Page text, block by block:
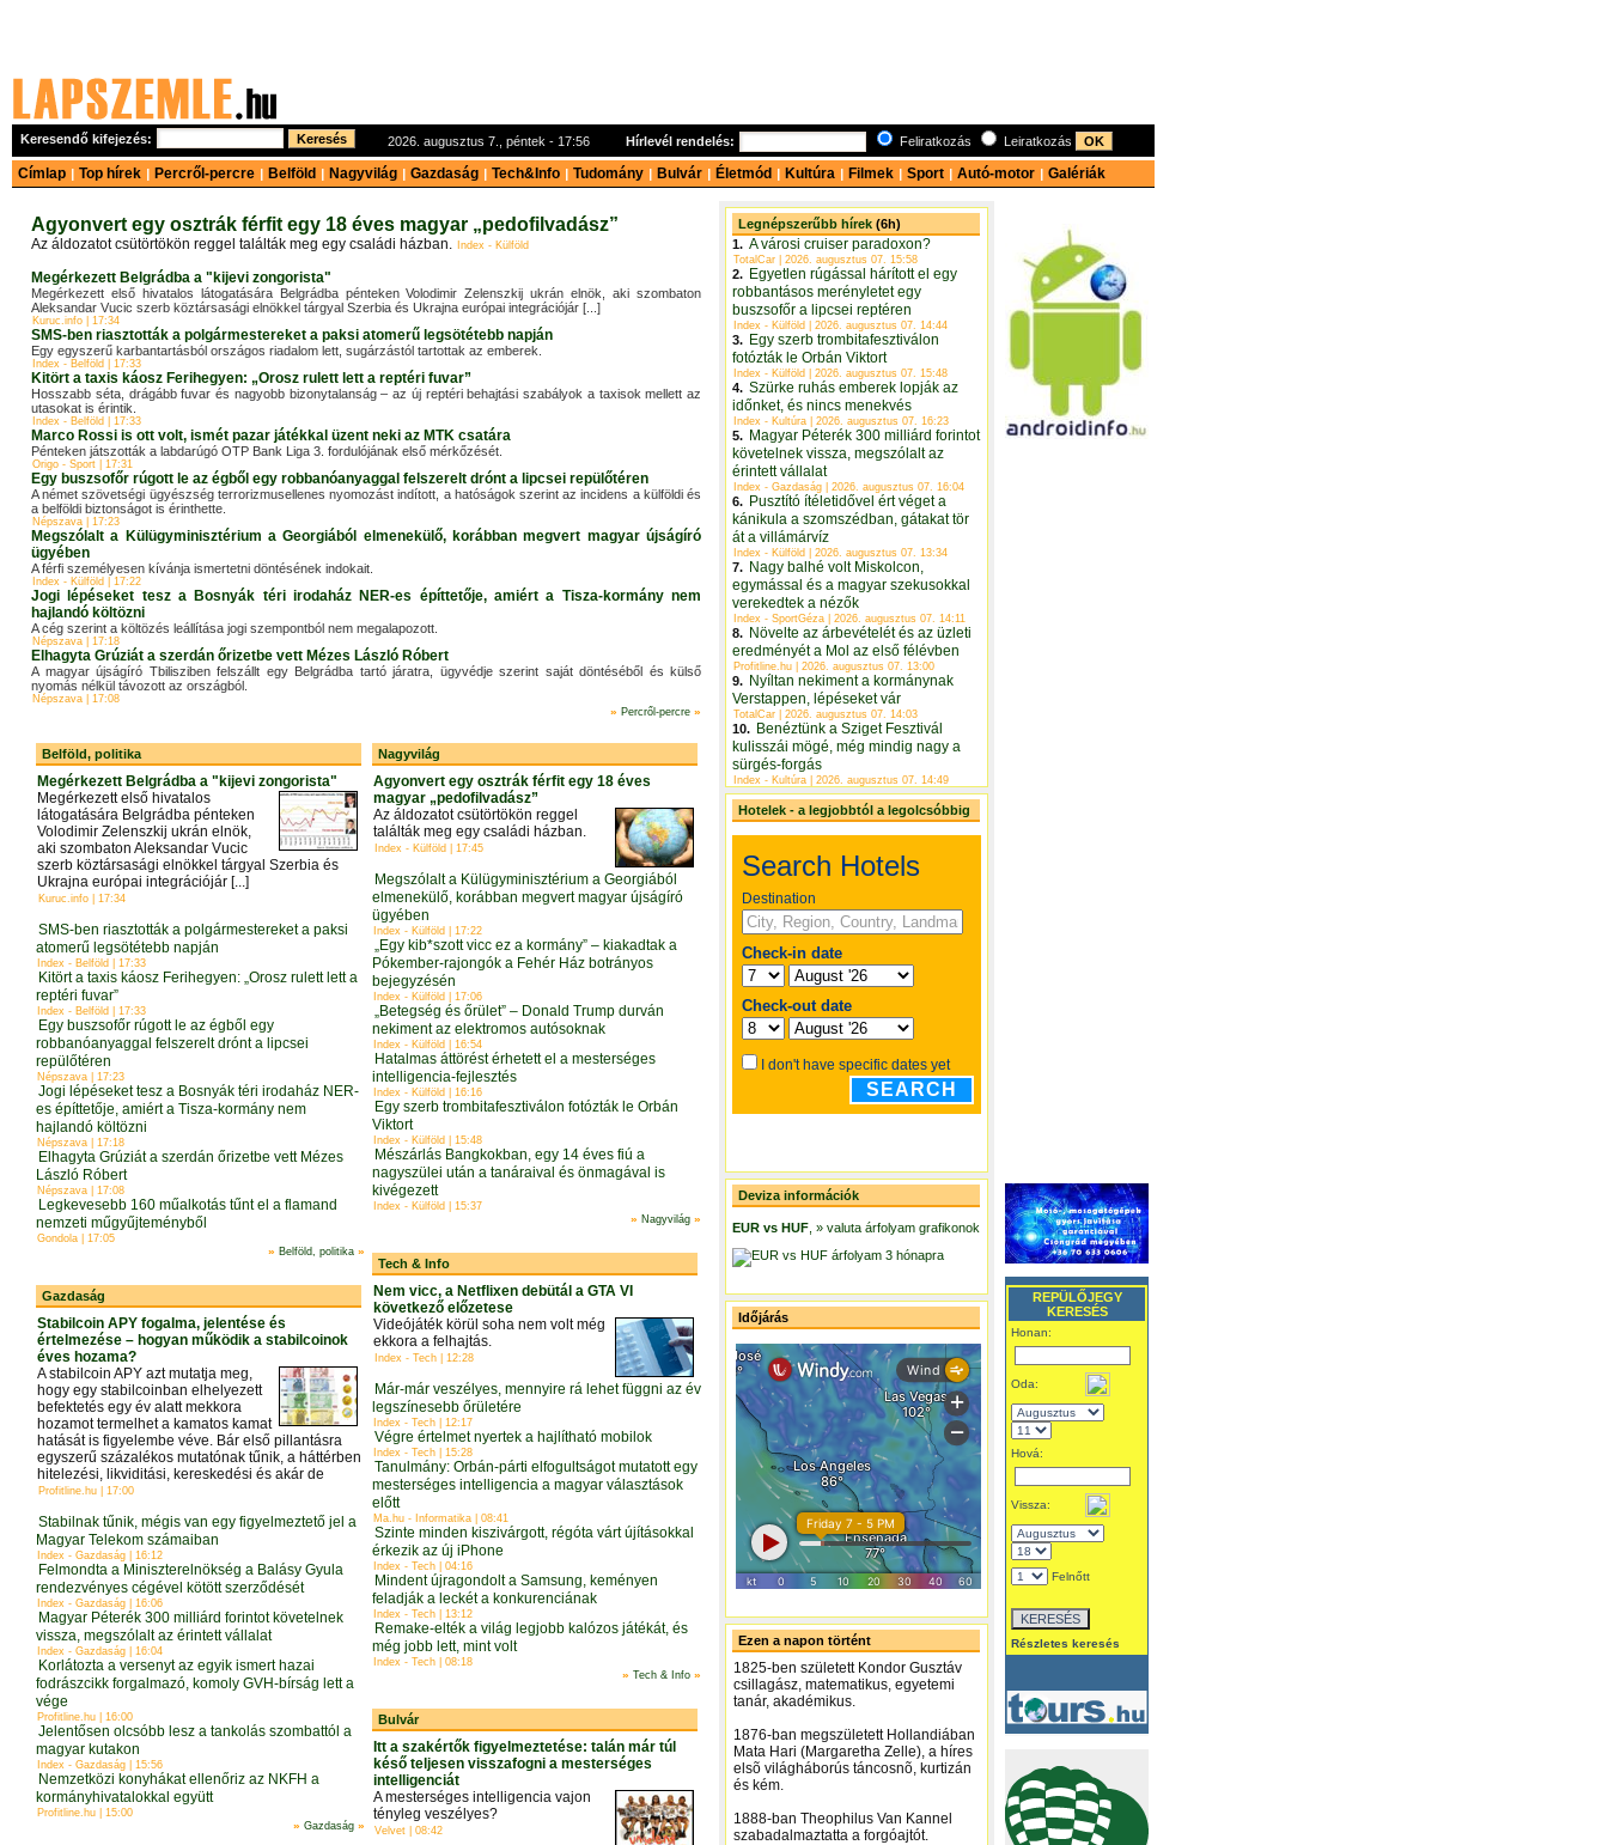
Keresendő kifejezés: 2026. augusztus 7., péntek - 17:56 Hírlevél rendelés: Feliratkozás Leiratkozás
Címlap | Top hírek | Percről-percre | Belföld | Nagyvilág | Gazdaság | Tech&Info | Tudomány | Bulvár | Életmód | Kultúra | Filmek | Sport | Autó-motor | Galériák
Agyonvert egy osztrák férfit egy 18 éves magyar „pedofilvadász”
Az áldozatot csütörtökön reggel találták meg egy családi házban. Index - Külföld
Megérkezett Belgrádba a "kijevi zongorista"
Megérkezett első hivatalos látogatására Belgrádba pénteken Volodimir Zelenszkij ukrán elnök, aki szombaton
Aleksandar Vucic szerb köztársasági elnökkel tárgyal Szerbia és Ukrajna európai integrációjár [...]
Kuruc.info | 17:34
SMS-ben riasztották a polgármestereket a paksi atomerű legsötétebb napján
Egy egyszerű karbantartásból országos riadalom lett, sugárzástól tartottak az emberek.
Index - Belföld | 17:33
Kitört a taxis káosz Ferihegyen: „Orosz rulett lett a reptéri fuvar”
Hosszabb séta, drágább fuvar és nagyobb bizonytalanság – az új reptéri behajtási szabályok a taxisok mellett az
utasokat is érintik.
Index - Belföld | 17:33
Marco Rossi is ott volt, ismét pazar játékkal üzent neki az MTK csatára
Pénteken játszották a labdarúgó OTP Bank Liga 3. fordulójának első mérkőzését.
Origo - Sport | 17:31
Egy buszsofőr rúgott le az égből egy robbanóanyaggal felszerelt drónt a lipcsei repülőtéren
A német szövetségi ügyészség terrorizmusellenes nyomozást indított, a hatóságok szerint az incidens a külföldi és
a belföldi biztonságot is érinthette.
Népszava | 17:23
Megszólalt a Külügyminisztérium a Georgiából elmenekülő, korábban megvert magyar újságíró
ügyében
A férfi személyesen kívánja ismertetni döntésének indokait.
Index - Külföld | 17:22
Jogi lépéseket tesz a Bosnyák téri irodaház NER-es építtetője, amiért a Tisza-kormány nem
hajlandó költözni
A cég szerint a költözés leállítása jogi szempontból nem megalapozott.
Népszava | 17:18
Elhagyta Grúziát a szerdán őrizetbe vett Mézes László Róbert
A magyar újságíró Tbilisziben felszállt egy Belgrádba tartó járatra, ügyvédje szerint saját döntéséből és külső
nyomás nélkül távozott az országból.
Népszava | 17:08
» Percről-percre »
Belföld, politika
Megérkezett Belgrádba a "kijevi zongorista"
Megérkezett első hivatalos
látogatására Belgrádba pénteken
Volodimir Zelenszkij ukrán elnök,
aki szombaton Aleksandar Vucic
szerb köztársasági elnökkel tárgyal Szerbia és
Ukrajna európai integrációjár [...]
Kuruc.info | 17:34
SMS-ben riasztották a polgármestereket a paksi
atomerű legsötétebb napján
Index - Belföld | 17:33
Kitört a taxis káosz Ferihegyen: „Orosz rulett lett a
reptéri fuvar”
Index - Belföld | 17:33
Egy buszsofőr rúgott le az égből egy
robbanóanyaggal felszerelt drónt a lipcsei
repülőtéren
Népszava | 17:23
Jogi lépéseket tesz a Bosnyák téri irodaház NER-
es építtetője, amiért a Tisza-kormány nem
hajlandó költözni
Népszava | 17:18
Elhagyta Grúziát a szerdán őrizetbe vett Mézes
László Róbert
Népszava | 17:08
Legkevesebb 160 műalkotás tűnt el a flamand
nemzeti műgyűjteményből
Gondola | 17:05
» Belföld, politika »
Gazdaság
Stabilcoin APY fogalma, jelentése és
értelmezése – hogyan működik a stabilcoinok
éves hozama?
A stabilcoin APY azt mutatja meg,
hogy egy stabilcoinban elhelyezett
befektetés egy év alatt mekkora
hozamot termelhet a kamatos kamat
hatását is figyelembe véve. Bár első pillantásra
egyszerű százalékos mutatónak tűnik, a háttérben
hitelezési, likviditási, kereskedési és akár de
Profitline.hu | 17:00
Stabilnak tűnik, mégis van egy figyelmeztető jel a
Magyar Telekom számaiban
Index - Gazdaság | 16:12
Felmondta a Miniszterelnökség a Balásy Gyula
rendezvényes cégével kötött szerződését
Index - Gazdaság | 16:06
Magyar Péterék 300 milliárd forintot követelnek
vissza, megszólalt az érintett vállalat
Index - Gazdaság | 16:04
Korlátozta a versenyt az egyik ismert hazai
fodrászcikk forgalmazó, komoly GVH-bírság lett a
vége
Profitline.hu | 16:00
Jelentősen olcsóbb lesz a tankolás szombattól a
magyar kutakon
Index - Gazdaság | 15:56
Nemzetközi konyhákat ellenőriz az NKFH a
kormányhivatalokkal együtt
Profitline.hu | 15:00
» Gazdaság »
Nagyvilág
Agyonvert egy osztrák férfit egy 18 éves
magyar „pedofilvadász”
Az áldozatot csütörtökön reggel
találták meg egy családi házban.
Index - Külföld | 17:45
Megszólalt a Külügyminisztérium a Georgiából
elmenekülő, korábban megvert magyar újságíró
ügyében
Index - Külföld | 17:22
„Egy kib*szott vicc ez a kormány” – kiakadtak a
Pókember-rajongók a Fehér Ház botrányos
bejegyzésén
Index - Külföld | 17:06
„Betegség és őrület” – Donald Trump durván
nekiment az elektromos autósoknak
Index - Külföld | 16:54
Hatalmas áttörést érhetett el a mesterséges
intelligencia-fejlesztés
Index - Külföld | 16:16
Egy szerb trombitafesztiválon fotózták le Orbán
Viktort
Index - Külföld | 15:48
Mészárlás Bangkokban, egy 14 éves fiú a
nagyszülei után a tanáraival és önmagával is
kivégezett
Index - Külföld | 15:37
» Nagyvilág»
Tech & Info
Nem vicc, a Netflixen debütál a GTA VI
következő előzetese
Videójáték körül soha nem volt még
ekkora a felhajtás.
Index - Tech | 12:28
Már-már veszélyes, mennyire rá lehet függni az év
legszínesebb őrületére
Index - Tech | 12:17
Végre értelmet nyertek a hajlítható mobilok
Index - Tech | 15:28
Tanulmány: Orbán-párti elfogultságot mutatott egy
mesterséges intelligencia a magyar választások
előtt
Ma.hu - Informatika | 08:41
Szinte minden kiszivárgott, régóta várt újításokkal
érkezik az új iPhone
Index - Tech | 04:16
Mindent újragondolt a Samsung, keményen
feladják a leckét a konkurenciának
Index - Tech | 13:12
Remake-elték a világ legjobb kalózos játékát, és
még jobb lett, mint volt
Index - Tech | 08:18
» Tech & Info»
Bulvár
Itt a szakértők figyelmeztetése: talán már túl
késő teljesen visszafogni a mesterséges
intelligenciát
A mesterséges intelligencia vajon
tényleg veszélyes?
Velvet | 08:42
Legnépszerűbb hírek (6h)
1. A városi cruiser paradoxon?
TotalCar | 2026. augusztus 07. 15:58
2. Egyetlen rúgással hárított el egy
robbantásos merényletet egy
buszsofőr a lipcsei reptéren
Index - Külföld | 2026. augusztus 07. 14:44
3. Egy szerb trombitafesztiválon
fotózták le Orbán Viktort
Index - Külföld | 2026. augusztus 07. 15:48
4. Szürke ruhás emberek lopják az
időnket, és nincs menekvés
Index - Kultúra | 2026. augusztus 07. 16:23
5. Magyar Péterék 300 milliárd forintot
követelnek vissza, megszólalt az
érintett vállalat
Index - Gazdaság | 2026. augusztus 07. 16:04
6. Pusztító ítéletidővel ért véget a
kánikula a szomszédban, gátakat tör
át a villámárvíz
Index - Külföld | 2026. augusztus 07. 13:34
7. Nagy balhé volt Miskolcon,
egymással és a magyar szekusokkal
verekedtek a nézők
Index - SportGéza | 2026. augusztus 07. 14:11
8. Növelte az árbevételét és az üzleti
eredményét a Mol az első félévben
Profitline.hu | 2026. augusztus 07. 13:00
9. Nyíltan nekiment a kormánynak
Verstappen, lépéseket vár
TotalCar | 2026. augusztus 07. 14:03
10. Benéztünk a Sziget Fesztivál
kulisszái mögé, még mindig nagy a
sürgés-forgás
Index - Kultúra | 2026. augusztus 07. 14:49
Hotelek - a legjobbtól a legolcsóbbig
Deviza információk
EUR vs HUF , » valuta árfolyam grafikonok
Időjárás
Ezen a napon történt
1825-ben született Kondor Gusztáv
csillagász, matematikus, egyetemi
tanár, akadémikus.
1876-ban megszületett Hollandiában
Mata Hari (Margaretha Zelle), a híres
elsõ világháborús táncosnõ, kurtizán
és kém.
1888-ban Theophilus Van Kannel
szabadalmaztatta a forgóajtót.